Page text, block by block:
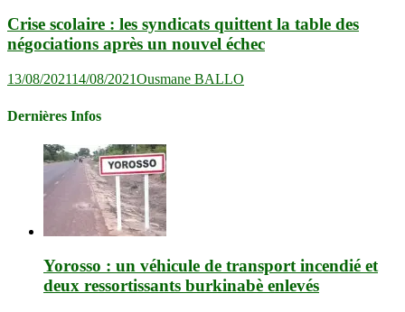
Crise scolaire : les syndicats quittent la table des
négociations après un nouvel échec
13/08/202114/08/2021Ousmane BALLO
Dernières Infos
Yorosso : un véhicule de transport incendié et
deux ressortissants burkinabè enlevés